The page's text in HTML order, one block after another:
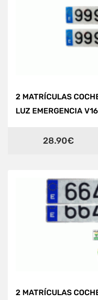
2 MATRÍCULAS
LUZ EMERGENCIA
28.90€
2 MATRÍCULAS